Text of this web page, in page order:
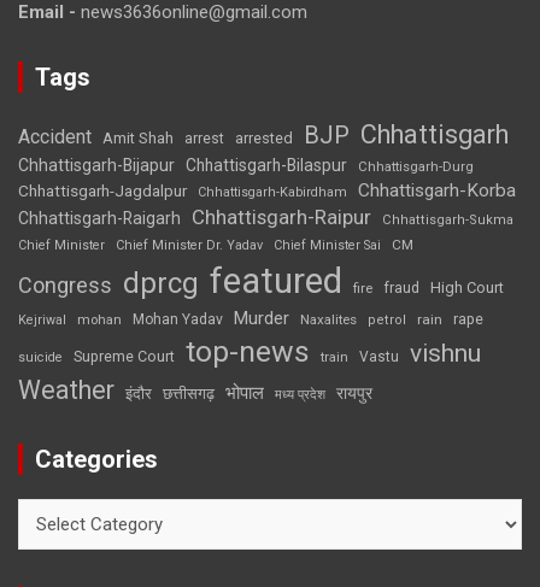
Email - news3636online@gmail.com
Tags
Accident Amit Shah arrest arrested BJP Chhattisgarh
Chhattisgarh-Bijapur Chhattisgarh-Bilaspur Chhattisgarh-Durg
Chhattisgarh-Jagdalpur Chhattisgarh-Kabirdham Chhattisgarh-Korba
Chhattisgarh-Raigarh Chhattisgarh-Raipur
Chhattisgarh-Sukma
Chief Minister
Chief Minister Dr. Yadav Chief Minister Sai CM
Congress dprcg featured fire fraud High Court
Kejriwal mohan Mohan Yadav Murder Naxalites petrol rain rape
suicide Supreme Court top-news train Vastu vishnu
Weather इंदौर छत्तीसगढ़ भोपाल मध्य प्रदेश रायपुर
Categories